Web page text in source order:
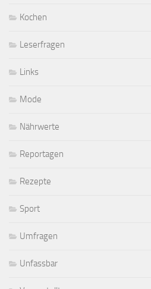
Kochen
Leserfragen
Links
Mode
Nährwerte
Reportagen
Rezepte
Sport
Umfragen
Unfassbar